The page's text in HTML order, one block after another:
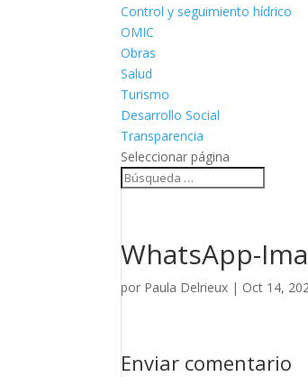
Control y seguimiento hídrico
OMIC
Obras
Salud
Turismo
Desarrollo Social
Transparencia
Seleccionar página
WhatsApp-
por Paula Delrieux | Oct 14,
Enviar comentario